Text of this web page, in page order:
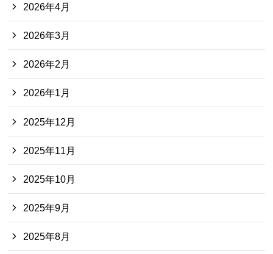
2026年4月
2026年3月
2026年2月
2026年1月
2025年12月
2025年11月
2025年10月
2025年9月
2025年8月